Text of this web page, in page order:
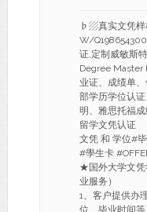
♭▨真实文凭样
W/
证,定制威敏斯
Degree Master
业证、成绩单
部学历学位认
明、雅思托福
留学文凭认证
文凭 和 学位#
#學生卡
★国外大学文凭
业服务）
1、客户提供办
位、毕业时间